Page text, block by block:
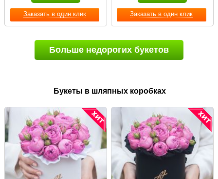
Заказать в один клик Заказать в один клик
Больше недорогих букетов
Букеты в шляпных коробках